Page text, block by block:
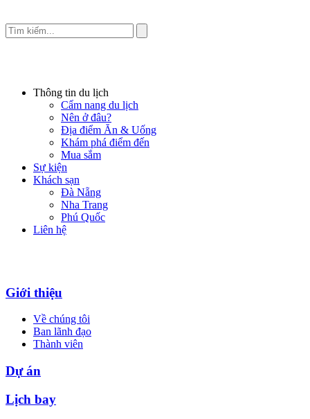
Thông tin du lịch
Cẩm nang du lịch
Nên ở đâu?
Địa điểm Ăn & Uống
Khám phá điểm đến
Mua sắm
Sự kiện
Khách sạn
Đà Nẵng
Nha Trang
Phú Quốc
Liên hệ
Giới thiệu
Về chúng tôi
Ban lãnh đạo
Thành viên
Dự án
Lịch bay